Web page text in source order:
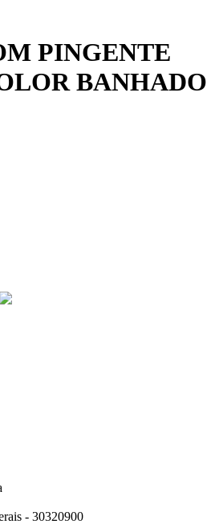
PINGENTE
BANHADO
- 30320900